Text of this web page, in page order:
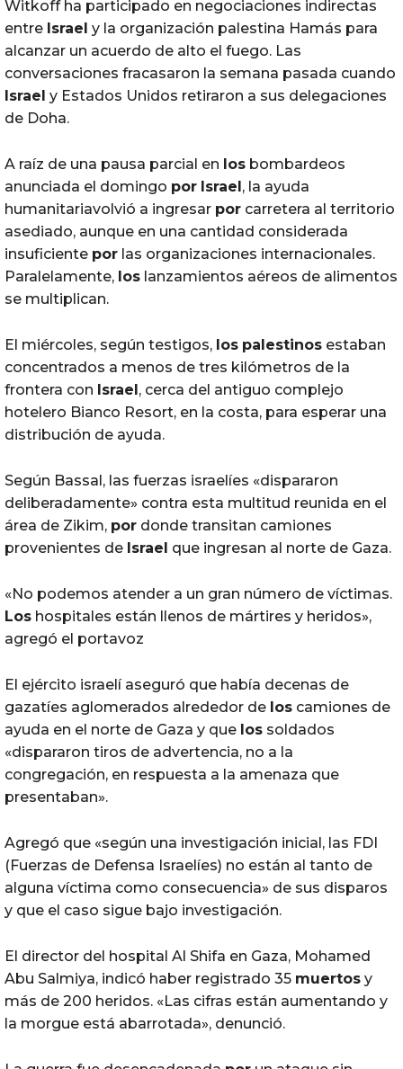
Witkoff ha participado en negociaciones indirectas
entre Israel y la organización palestina Hamás para
alcanzar un acuerdo de alto el fuego. Las
conversaciones fracasaron la semana pasada cuando
Israel y Estados Unidos retiraron a sus delegaciones
de Doha.
A raíz de una pausa parcial en los bombardeos
anunciada el domingo por Israel, la ayuda
humanitariavolvió a ingresar por carretera al territorio
asediado, aunque en una cantidad considerada
insuficiente por las organizaciones internacionales.
Paralelamente, los lanzamientos aéreos de alimentos
se multiplican.
El miércoles, según testigos, los palestinos estaban
concentrados a menos de tres kilómetros de la
frontera con Israel, cerca del antiguo complejo
hotelero Bianco Resort, en la costa, para esperar una
distribución de ayuda.
Según Bassal, las fuerzas israelíes «dispararon
deliberadamente» contra esta multitud reunida en el
área de Zikim, por donde transitan camiones
provenientes de Israel que ingresan al norte de Gaza.
«No podemos atender a un gran número de víctimas.
Los hospitales están llenos de mártires y heridos»,
agregó el portavoz
El ejército israelí aseguró que había decenas de
gazatíes aglomerados alrededor de los camiones de
ayuda en el norte de Gaza y que los soldados
«dispararon tiros de advertencia, no a la
congregación, en respuesta a la amenaza que
presentaban».
Agregó que «según una investigación inicial, las FDI
(Fuerzas de Defensa Israelíes) no están al tanto de
alguna víctima como consecuencia» de sus disparos
y que el caso sigue bajo investigación.
El director del hospital Al Shifa en Gaza, Mohamed
Abu Salmiya, indicó haber registrado 35 muertos y
más de 200 heridos. «Las cifras están aumentando y
la morgue está abarrotada», denunció.